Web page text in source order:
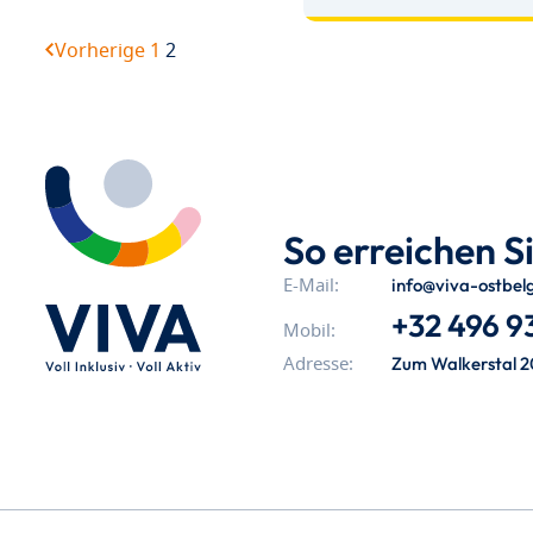
Vorherige 1 2
So erreichen
E-Mail: info@viva-
Mobil: +32 496
Adresse: Zum Walkerstal